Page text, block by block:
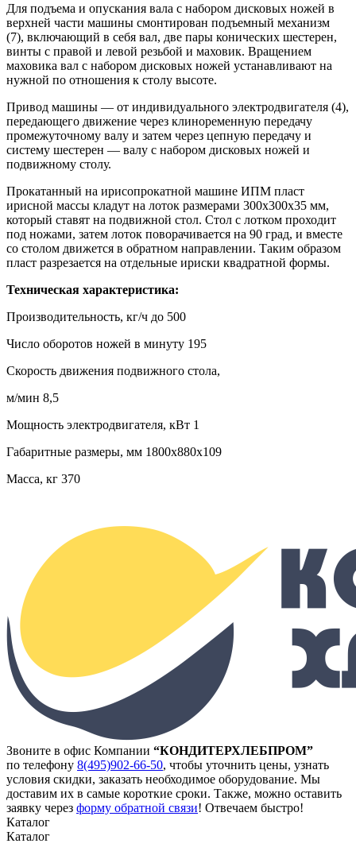
Для подъема и опускания вала с набором дисковых ножей в
верхней части машины смонтирован подъемный механизм
(7), включающий в себя вал, две пары конических шестерен,
винты с правой и левой резьбой и маховик. Вращением
маховика вал с набором дисковых ножей устанавливают на
нужной по отношения к столу высоте.
Привод машины — от индивидуального электродвигателя (4),
передающего движение через клиноременную передачу
промежуточному валу и затем через цепную передачу и
систему шестерен — валу с набором дисковых ножей и
подвижному столу.
Прокатанный на ирисопрокатной машине ИПМ пласт
ирисной массы кладут на лоток размерами 300x300x35 мм,
который ставят на подвижной стол. Стол с лотком проходит
под ножами, затем лоток поворачивается на 90 град, и вместе
со столом движется в обратном направлении. Таким образом
пласт разрезается на отдельные ириски квадратной формы.
Техническая характеристика:
Производительность, кг/ч до 500
Число оборотов ножей в минуту 195
Скорость движения подвижного стола,
м/мин 8,5
Мощность электродвигателя, кВт 1
Габаритные размеры, мм 1800х880х109
Масса, кг 370
Звоните в офис Компании “КОНДИТЕРХЛЕБПРОМ”
по телефону 8(495)902-66-50, чтобы уточнить цены, узнать
условия скидки, заказать необходимое оборудование. Мы
доставим их в самые короткие сроки. Также, можно оставить
заявку через форму обратной связи! Отвечаем быстро!
Каталог
Каталог